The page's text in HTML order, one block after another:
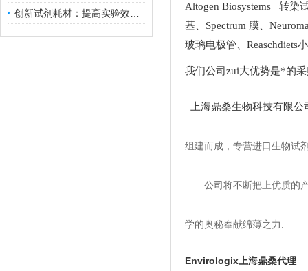
Altogen Biosystems 转染
基
Spectrum 膜
玻璃电极管
Reaschdiets
我们公司zui大优势是*的
上海鼎桑生物科技有限公
组建而成，专营进口生物试
公司将不断把上优质的
学的奥秘奉献绵薄之力.
Envirologix上海鼎桑代理